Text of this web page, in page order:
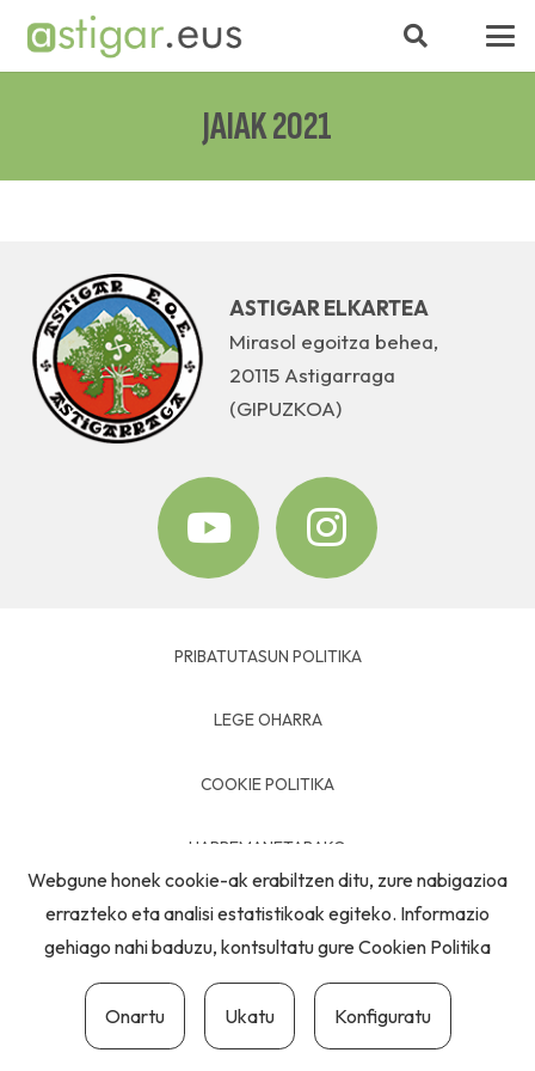
JAIAK 2021
ASTIGAR ELKARTEA
Mirasol egoitza behea,
20115 Astigarraga
(GIPUZKOA)
PRIBATUTASUN POLITIKA
LEGE OHARRA
COOKIE POLITIKA
HARREMANETARAKO
Webgune honek cookie-ak erabiltzen ditu, zure nabigazioa
errazteko eta analisi estatistikoak egiteko. Informazio
gehiago nahi baduzu, kontsultatu gureCookien Politika
Onartu Ukatu Konfiguratu